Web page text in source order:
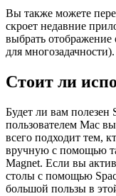
Вы также можете
скроет недавние
выбрать
для многозадачности).
Стоит ли
Будет ли вам полезен
пользователем Mac
всего подходит тем,
вручную с помощью
Magnet. Если вы
столы с помощью
большой пользы в